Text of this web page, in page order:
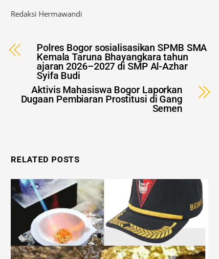
Redaksi Hermawandi
Polres Bogor sosialisasikan SPMB SMA
Kemala Taruna Bhayangkara tahun
ajaran 2026–2027 di SMP Al-Azhar
Syifa Budi
Aktivis Mahasiswa Bogor Laporkan
Dugaan Pembiaran Prostitusi di Gang
Semen
RELATED POSTS